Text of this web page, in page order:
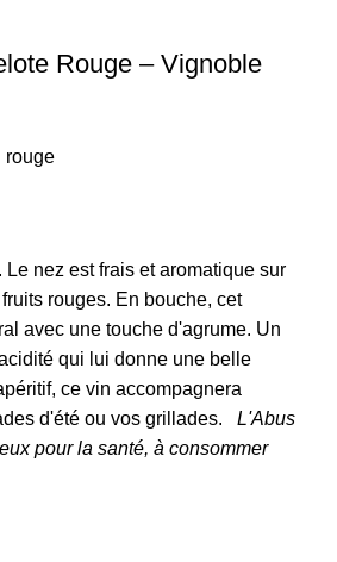
Rouge – Vignoble
rouge
nez est frais et aromatique sur
rouges. En bouche, cet
avec une touche d'agrume. Un
qui lui donne une belle
ce vin accompagnera
d'été ou vos grillades.
L'Abus
pour la santé, à consommer